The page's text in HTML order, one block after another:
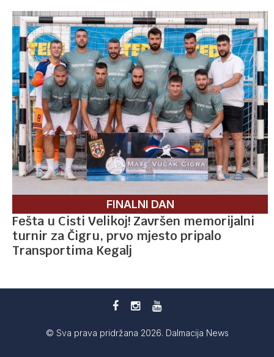
FINALNI DAN
Fešta u Cisti Velikoj! Završen memorijalni
turnir za Čigru, prvo mjesto pripalo
Transportima Kegalj
© Sva prava pridržana 2026. Dalmacija News